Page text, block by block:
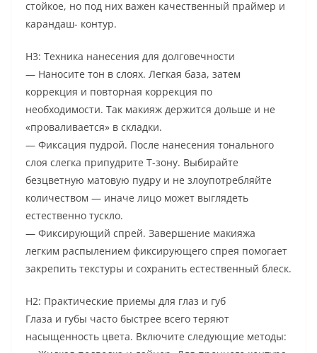
стойкое, но под них важен качественный праймер и
карандаш- контур.
H3: Техника нанесения для долговечности
— Наносите тон в слоях. Легкая база, затем
коррекция и повторная коррекция по
необходимости. Так макияж держится дольше и не
«проваливается» в складки.
— Фиксация пудрой. После нанесения тонального
слоя слегка припудрите T-зону. Выбирайте
безцветную матовую пудру и не злоупотребляйте
количеством — иначе лицо может выглядеть
естественно тускло.
— Фиксирующий спрей. Завершение макияжа
легким распылением фиксирующего спрея помогает
закрепить текстуры и сохранить естественный блеск.
H2: Практические приемы для глаз и губ
Глаза и губы часто быстрее всего теряют
насыщенность цвета. Включите следующие методы: